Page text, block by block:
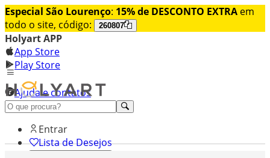
Especial São Lourenço: 15% de DESCONTO EXTRA em
todo o site, código:
260807
Holyart APP
App Store
Play Store
Ajuda e contatos
Conheça premium
Entrar
Lista de Desejos